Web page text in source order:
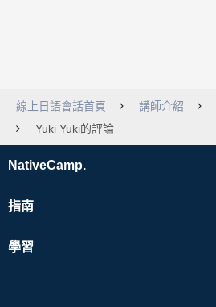
線上日語會話首頁 講師介紹
Yuki Yuki的評論
NativeCamp.
指南
學習